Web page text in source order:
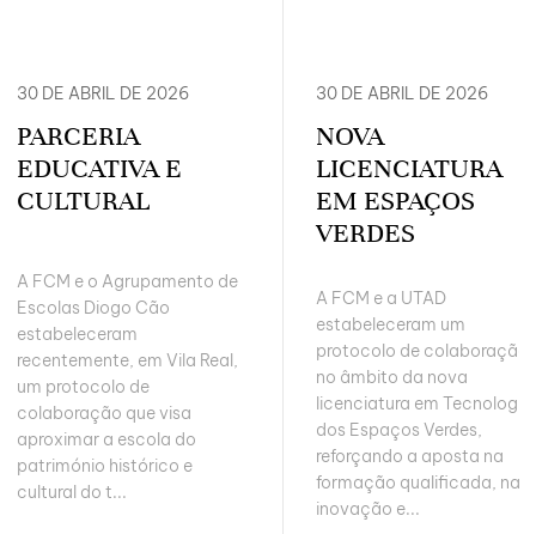
30 DE ABRIL DE 2026
PARCERIA
EDUCATIVA E
CULTURAL
A FCM e o Agrupamento de
Escolas Diogo Cão
estabeleceram
recentemente, em Vila Real,
um protocolo de
colaboração que visa
aproximar a escola do
património histórico e
cultural do t...
30 DE ABRIL DE 2026
NOVA
LICENCIATURA
EM ESPAÇOS
VERDES
A FCM e a UTAD
estabeleceram um
protocolo de colaboração
no âmbito da nova
licenciatura em Tecnologia
dos Espaços Verdes,
reforçando a aposta na
formação qualificada, na
inovação e...